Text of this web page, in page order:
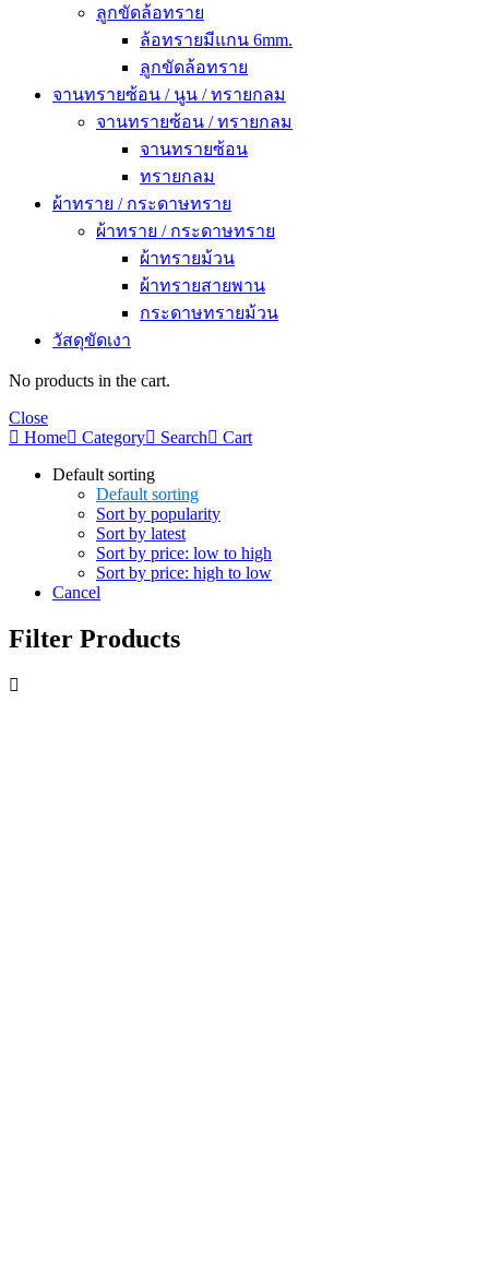
ลูกขัดล้อทราย
ล้อทรายมีแกน 6mm.
ลูกขัดล้อทราย
จานทรายซ้อน / นูน / ทรายกลม
จานทรายซ้อน / ทรายกลม
จานทรายซ้อน
ทรายกลม
ผ้าทราย / กระดาษทราย
ผ้าทราย / กระดาษทราย
ผ้าทรายม้วน
ผ้าทรายสายพาน
กระดาษทรายม้วน
วัสดุขัดเงา
No products in the cart.
Close
Home
Category Search
Cart
Default sorting
Default sorting
Sort by popularity
Sort by latest
Sort by price: low to high
Sort by price: high to low
Cancel
Filter Products